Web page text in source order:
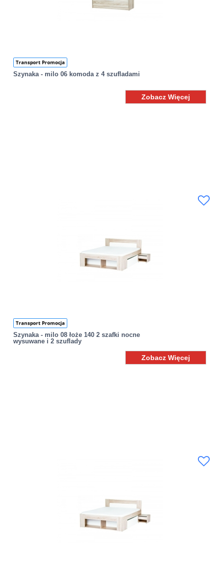
Transport Promocja
Szynaka - milo 06 komoda z 4 szufladami
Zobacz Więcej
Transport Promocja
Szynaka - milo 08 łoże 140 2 szafki nocne
wysuwane i 2 szuflady
Zobacz Więcej